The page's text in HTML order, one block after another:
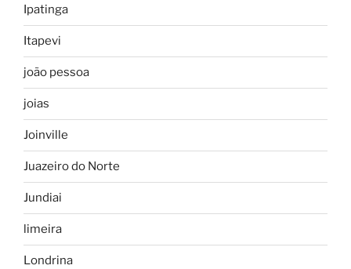
Ipatinga
Itapevi
joão pessoa
joias
Joinville
Juazeiro do Norte
Jundiai
limeira
Londrina